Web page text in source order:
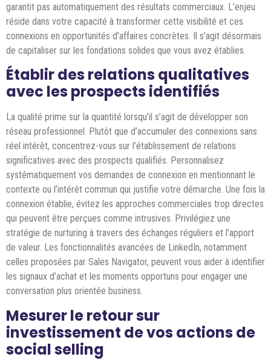
garantit pas automatiquement des résultats commerciaux. L’enjeu
réside dans votre capacité à transformer cette visibilité et ces
connexions en opportunités d’affaires concrètes. Il s’agit désormais
de capitaliser sur les fondations solides que vous avez établies.
Établir des relations qualitatives
avec les prospects identifiés
La qualité prime sur la quantité lorsqu’il s’agit de développer son
réseau professionnel. Plutôt que d’accumuler des connexions sans
réel intérêt, concentrez-vous sur l’établissement de relations
significatives avec des prospects qualifiés. Personnalisez
systématiquement vos demandes de connexion en mentionnant le
contexte ou l’intérêt commun qui justifie votre démarche. Une fois la
connexion établie, évitez les approches commerciales trop directes
qui peuvent être perçues comme intrusives. Privilégiez une
stratégie de nurturing à travers des échanges réguliers et l’apport
de valeur. Les fonctionnalités avancées de LinkedIn, notamment
celles proposées par Sales Navigator, peuvent vous aider à identifier
les signaux d’achat et les moments opportuns pour engager une
conversation plus orientée business.
Mesurer le retour sur
investissement de vos actions de
social selling